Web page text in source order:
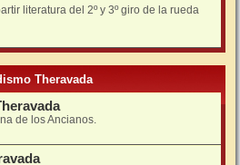
literatura del 2º y 3º giro de la rueda
Theravada
de los Ancianos.